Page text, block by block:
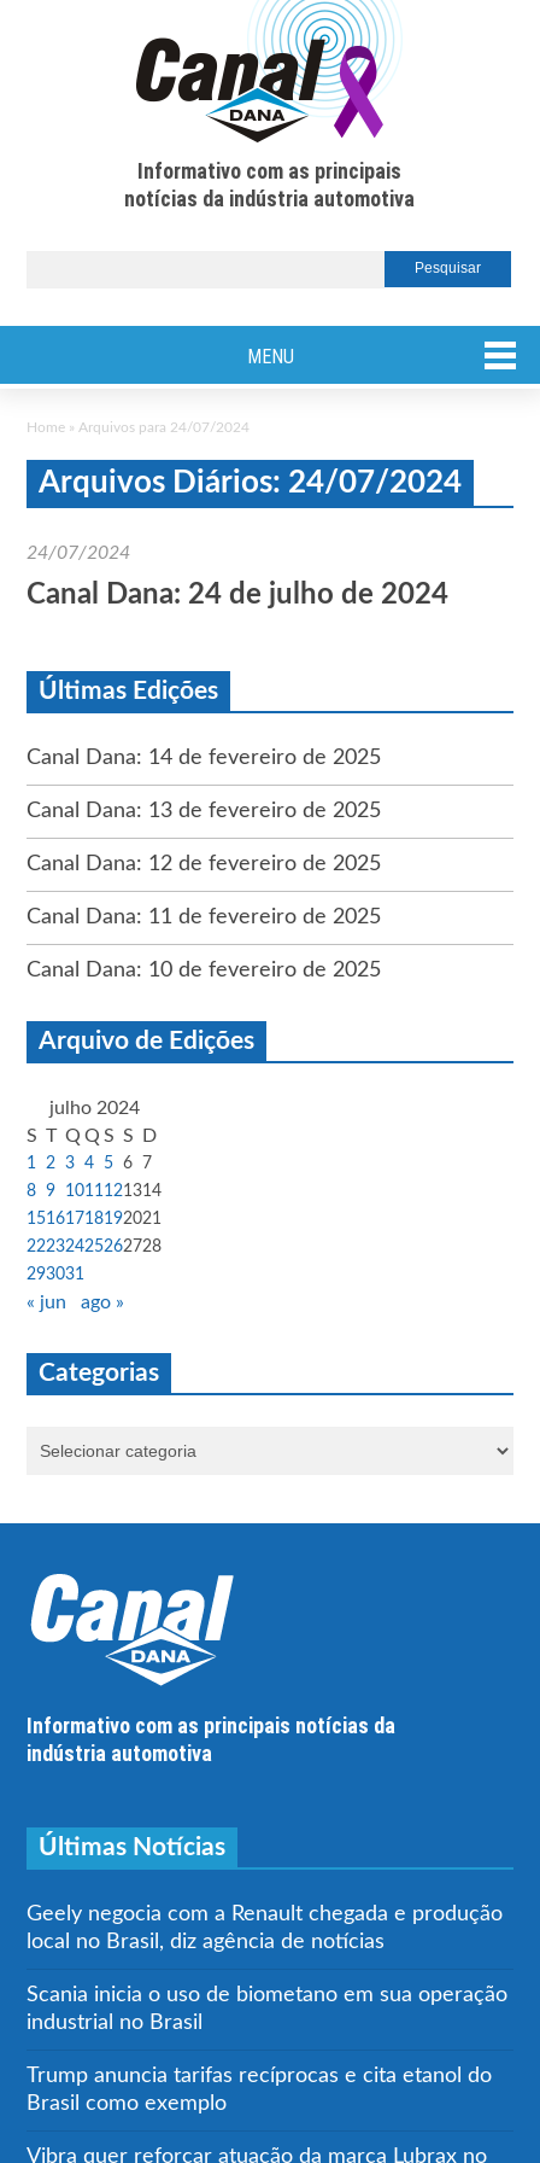
Informativo com as principais
notícias da indústria automotiva
MENU
Home » Arquivos para 24/07/2024
Arquivos Diários: 24/07/2024
24/07/2024
Canal Dana: 24 de julho de 2024
Últimas Edições
Canal Dana: 14 de fevereiro de 2025
Canal Dana: 13 de fevereiro de 2025
Canal Dana: 12 de fevereiro de 2025
Canal Dana: 11 de fevereiro de 2025
Canal Dana: 10 de fevereiro de 2025
Arquivo de Edições
julho 2024
S T Q Q S S D
1 2 3 4 5 6
7
8 9 1011 121314
15161718192021
22232425262728
293031
« jun ago »
Categorias
Informativo com as principais notícias da
indústria automotiva
Últimas Notícias
Geely negocia com a Renault chegada e produção
local no Brasil, diz agência de notícias
Scania inicia o uso de biometano em sua operação
industrial no Brasil
Trump anuncia tarifas recíprocas e cita etanol do
Brasil como exemplo
Vibra quer reforçar atuação da marca Lubrax no